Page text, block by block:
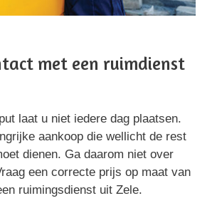
met een ruimdienst
laat u niet iedere dag plaatsen.
aankoop die wellicht de rest
dienen. Ga daarom niet over
een correcte prijs op maat van
ruimingsdienst uit Zele.